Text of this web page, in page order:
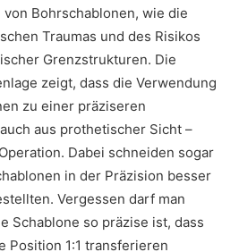
Bohrschablonen, wie die
Traumas und des Risikos
Grenzstrukturen. Die
zeigt, dass die Verwendung
zu einer präziseren
aus prothetischer Sicht –
Dabei schneiden sogar
in der Präzision besser
Vergessen darf man
Schablone so präzise ist, dass
Position 1:1 transferieren